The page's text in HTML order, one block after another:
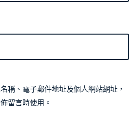
稱、電子郵件地址及個人網站網址，
留言時使用。